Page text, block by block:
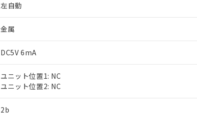
左自動
金属
DC5V 6mA
ユニット位置1: NC
ユニット位置2: NC
2b
※1 対応状況
対応済み：EU RoHS指令（10物質）の非含有に対応
対応予定：EU RoHS指令（10物質）の非含有に対応した
対応予定なし：EU RoHS指令（10物質）の非含有に非対